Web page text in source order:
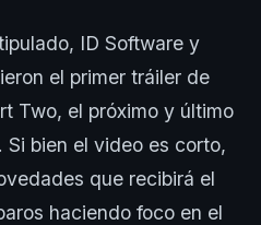
ID Software y
el primer tráiler de
Two, el próximo y último
Si bien el video es corto,
que recibirá el
haciendo foco en el